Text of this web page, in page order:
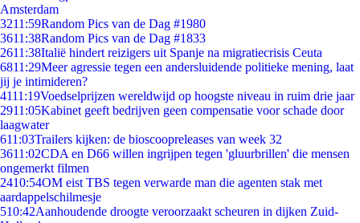
Amsterdam
3211:59Random Pics van de Dag #1980
3611:38Random Pics van de Dag #1833
2611:38Italië hindert reizigers uit Spanje na migratiecrisis Ceuta
6811:29Meer agressie tegen een andersluidende politieke mening, laat
jij je intimideren?
4111:19Voedselprijzen wereldwijd op hoogste niveau in ruim drie jaar
2911:05Kabinet geeft bedrijven geen compensatie voor schade door
laagwater
611:03Trailers kijken: de bioscoopreleases van week 32
3611:02CDA en D66 willen ingrijpen tegen 'gluurbrillen' die mensen
ongemerkt filmen
2410:54OM eist TBS tegen verwarde man die agenten stak met
aardappelschilmesje
510:42Aanhoudende droogte veroorzaakt scheuren in dijken Zuid-